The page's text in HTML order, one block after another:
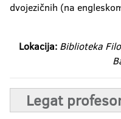
dvojezičnih (na
Lokacija: Biblioteka
Legat